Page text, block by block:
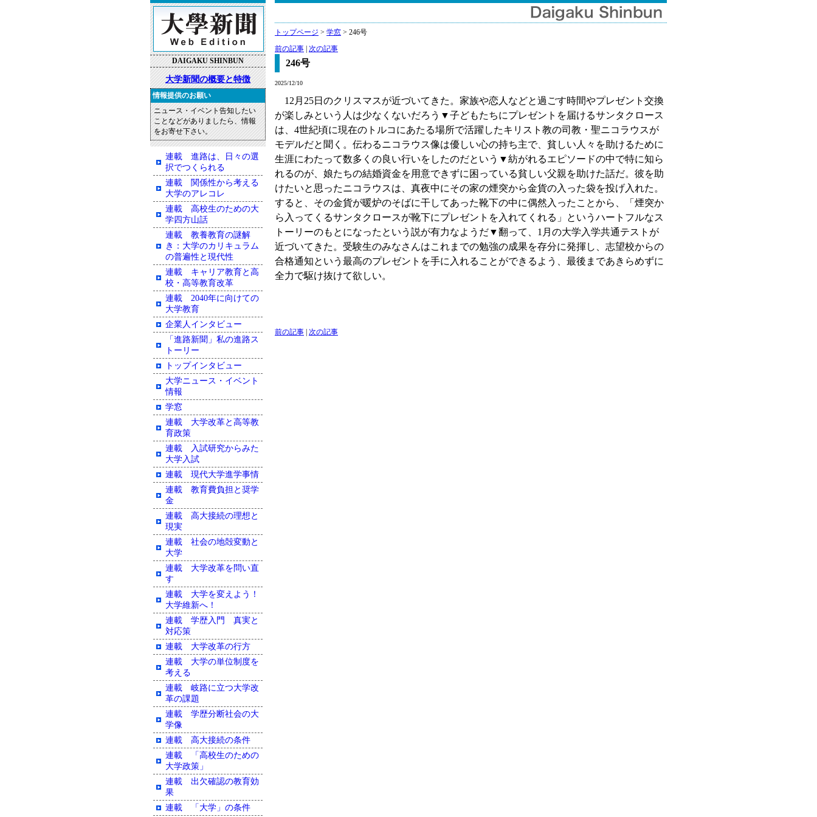
DAIGAKU SHINBUN
トップページ > 学窓 > 246号
前の記事
次の記事
246号
2025/12/10
12月25日のクリスマスが近づいてきた。家族や恋人などと過ごす時間やプレゼント交換
が楽しみという人は少なくないだろう▼子どもたちにプレゼントを届けるサンタクロース
は、4世紀頃に現在のトルコにあたる場所で活躍したキリスト教の司教・聖ニコラウスが
モデルだと聞く。伝わるニコラウス像は優しい心の持ち主で、貧しい人々を助けるために
生涯にわたって数多くの良い行いをしたのだという▼紡がれるエピソードの中で特に知ら
れるのが、娘たちの結婚資金を用意できずに困っている貧しい父親を助けた話だ。彼を助
けたいと思ったニコラウスは、真夜中にその家の煙突から金貨の入った袋を投げ入れた。
すると、その金貨が暖炉のそばに干してあった靴下の中に偶然入ったことから、「煙突か
ら入ってくるサンタクロースが靴下にプレゼントを入れてくれる」というハートフルなス
トーリーのもとになったという説が有力なようだ▼翻って、1月の大学入学共通テストが
近づいてきた。受験生のみなさんはこれまでの勉強の成果を存分に発揮し、志望校からの
合格通知という最高のプレゼントを手に入れることができるよう、最後まであきらめずに
全力で駆け抜けて欲しい。
前の記事 次の記事
大学新聞の概要と特徴
情報提供のお願い
ニュース・イベント告知したい
ことなどがありましたら、情報
をお寄せ下さい。
連載 進路は、日々の選
択でつくられる
連載 関係性から考える
大学のアレコレ
連載 高校生のための大
学四方山話
連載 教養教育の謎解
き：大学のカリキュラム
の普遍性と現代性
連載 キャリア教育と高
校・高等教育改革
連載 2040年に向けての
大学教育
企業人インタビュー
「進路新聞」私の進路ス
トーリー
トップインタビュー
大学ニュース・イベント
情報
学窓
連載 大学改革と高等教
育政策
連載 入試研究からみた
大学入試
連載 現代大学進学事情
連載 教育費負担と奨学
金
連載 高大接続の理想と
現実
連載 社会の地殻変動と
大学
連載 大学改革を問い直
す
連載 大学を変えよう！
大学維新へ！
連載 学歴入門 真実と
対応策
連載 大学改革の行方
連載 大学の単位制度を
考える
連載 岐路に立つ大学改
革の課題
連載 学歴分断社会の大
学像
連載 高大接続の条件
連載 「高校生のための
大学政策」
連載 出欠確認の教育効
果
連載 「大学」の条件